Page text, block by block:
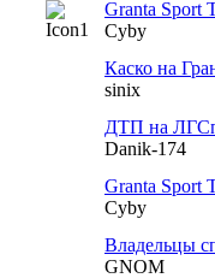
Granta Sport
Cyby
Каско на
sinix
ДТП на
Danik-174
Granta Sport
Cyby
Владельцы
GNOM